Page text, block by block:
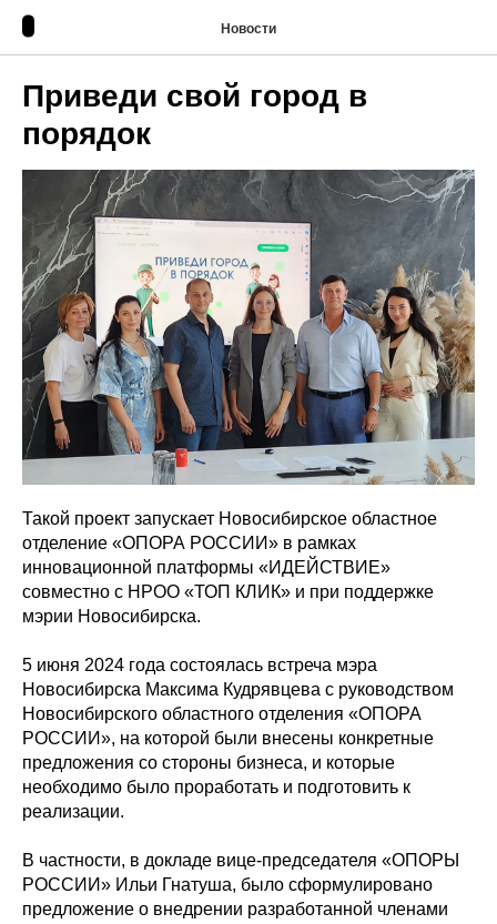
Новости
Приведи свой город в
порядок
Такой проект запускает Новосибирское областное
отделение «ОПОРА РОССИИ» в рамках
инновационной платформы «ИДЕЙСТВИЕ»
совместно с НРОО «ТОП КЛИК» и при поддержке
мэрии Новосибирска.
5 июня 2024 года состоялась встреча мэра
Новосибирска Максима Кудрявцева с руководством
Новосибирского областного отделения «ОПОРА
РОССИИ», на которой были внесены конкретные
предложения со стороны бизнеса, и которые
необходимо было проработать и подготовить к
реализации.
В частности, в докладе вице-председателя «ОПОРЫ
РОССИИ» Ильи Гнатуша, было сформулировано
предложение о внедрении разработанной членами